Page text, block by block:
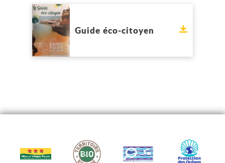
Guide éco-citoyen
Voir